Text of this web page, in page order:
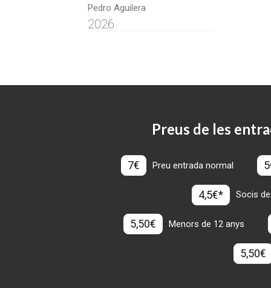
Pedro Aguilera
2026
Preus de les
7€ Preu entrada normal
4,5€* Socis
5,50€ Menors de 12 anys
5,50€